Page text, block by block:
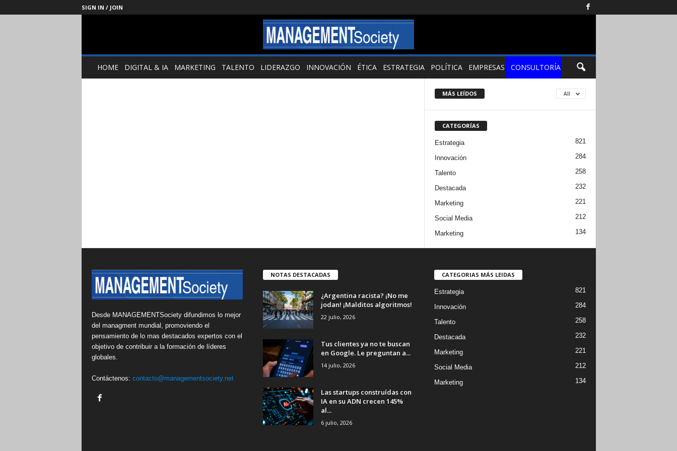
SIGN IN / JOIN
Management
SocietyHOME DIGITAL & IA MARKETING TALENTO LIDERAZGO INNOVACIÓN ÉTICA ESTRATEGIA POLÍTICA EMPRESAS CONSULTORÍA
MÁS LEÍDOS All
CATEGORÍAS
Estrategia 821
Innovación 284
Talento 258
Destacada 232
Marketing 221
Social Media 212
Marketing 134
Desde MANAGEMENTSociety difundimos lo mejor
del managment mundial, promoviendo el
pensamiento de lo mas destacados expertos con el
objetivo de contribuir a la formación de líderes
globales.
Contáctenos: contacto@managementsociety.net
NOTAS DESTACADAS
¿Argentina racista? ¡No me
jodan! ¡Malditos algoritmos!
22 julio, 2026
Tus clientes ya no te buscan
en Google. Le preguntan a...
14 julio, 2026
Las startups construídas con
IA en su ADN crecen 145%
al...
6 julio, 2026
CATEGORIAS MÁS LEIDAS
Estrategia 821
Innovación 284
Talento 258
Destacada 232
Marketing 221
Social Media 212
Marketing 134